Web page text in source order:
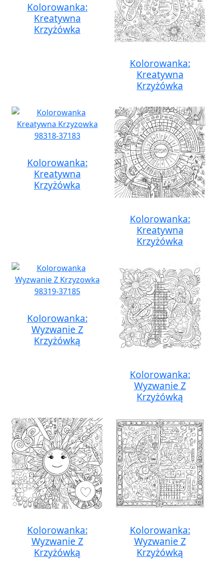
Kolorowanka:
Kreatywna
Krzyżówka
Kolorowanka:
Kreatywna
Krzyżówka
Kolorowanka:
Kreatywna
Krzyżówka
Kolorowanka:
Kreatywna
Krzyżówka
Kolorowanka:
Wyzwanie Z
Krzyżówką
Kolorowanka:
Wyzwanie Z
Krzyżówką
Kolorowanka:
Wyzwanie Z
Krzyżówką
Kolorowanka:
Wyzwanie Z
Krzyżówką